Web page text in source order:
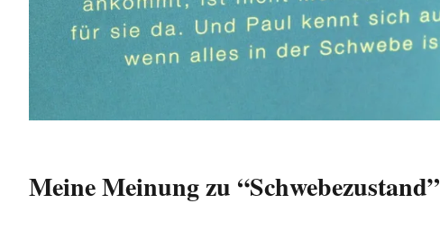
Meine Meinung zu “Schwebezustand”